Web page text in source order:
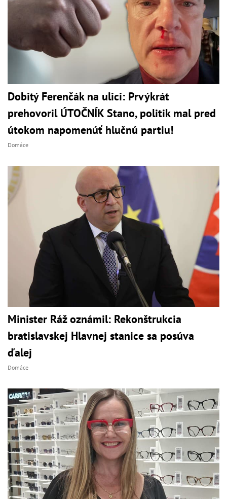
Dobitý Ferenčák na ulici: Prvýkrát
prehovoril ÚTOČNÍK Stano, politik mal pred
útokom napomenúť hlučnú partiu!
Domáce
Minister Ráž oznámil: Rekonštrukcia
bratislavskej Hlavnej stanice sa posúva
ďalej
Domáce